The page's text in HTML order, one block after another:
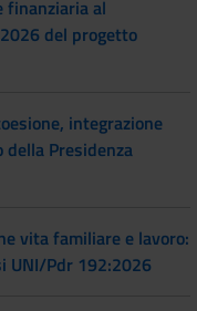
al
del progetto
integrazione
della Presidenza
vita familiare e lavoro:
UNI/Pdr 192:2026